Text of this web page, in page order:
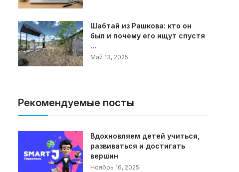
Шабтай из Рашкова: кто он
был и почему его ищут спустя
...
Май 13, 2025
Рекомендуемые посты
Вдохновляем детей учиться,
развиваться и достигать
вершин
Ноябрь 16, 2025